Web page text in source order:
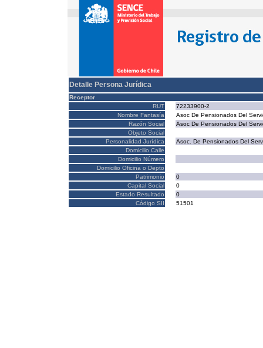
Detalle Persona Jurídica
Receptor
RUT
72233900-2
Nombre Fantasía
Asoc De Pensionados Del
Razón Social
Asoc De Pensionados Del
Objeto Social
Personalidad Jurídica
Asoc. De Pensionados Del
Domicilio Calle
Domicilio Número
Domicilio Oficina o Depto
Patrimonio
0
Capital Social
0
Estado Resultado
0
Código SII
51501